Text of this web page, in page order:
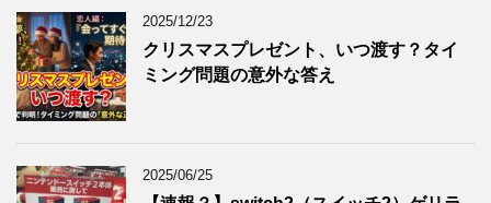
2025/12/23
クリスマスプレゼント、いつ渡す？タイ
ミング問題の意外な答え
2025/06/25